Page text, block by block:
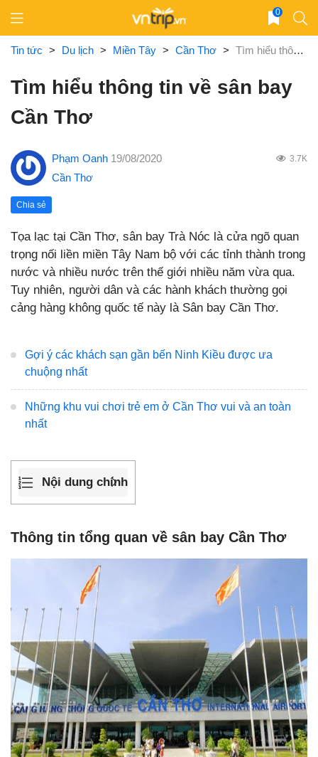
content
0
Tin tức > Du lịch > Miền Tây > Cần Thơ > Tìm hiểu thông tin về sân bay Cần Thơ
Tìm hiểu thông tin về sân bay
Cần Thơ
Phạm Oanh 19/08/2020 3.7K
Cần Thơ
Chia sẻ
Tọa lạc tại Cần Thơ, sân bay Trà Nóc là cửa ngõ quan
trọng nối liền miền Tây Nam bộ với các tỉnh thành trong
nước và nhiều nước trên thế giới nhiều năm vừa qua.
Tuy nhiên, người dân và các hành khách thường gọi
cảng hàng không quốc tế này là Sân bay Cần Thơ.
Gợi ý các khách sạn gần bến Ninh Kiều được ưa
chuộng nhất
Những khu vui chơi trẻ em ở Cần Thơ vui và an toàn
nhất
Nội dung chính
Thông tin tổng quan về sân bay Cần Thơ